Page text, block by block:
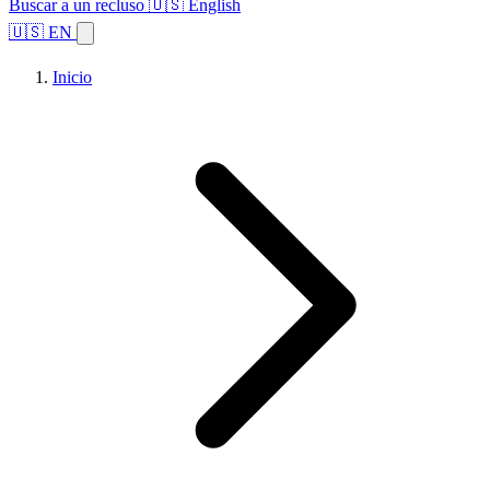
Buscar a un recluso 🇺🇸 English
🇺🇸 EN
Inicio